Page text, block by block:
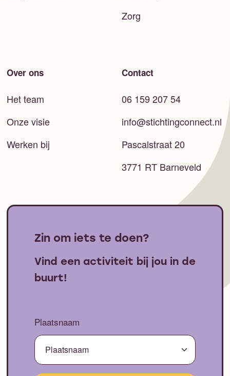
Zorg
Over ons
Het team
Onze visie
Werken bij
Contact
06 159 207 54
info@stichtingconnect.nl
Pascalstraat 20
3771 RT Barneveld
Zin om iets te doen?
Vind een activiteit bij jou in de
buurt!
Plaatsnaam